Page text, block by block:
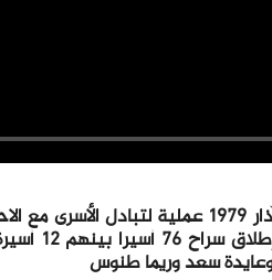
عملية النورس | ١٤ آذار ١٩٧٩ عملية
سعد وريما طنوس